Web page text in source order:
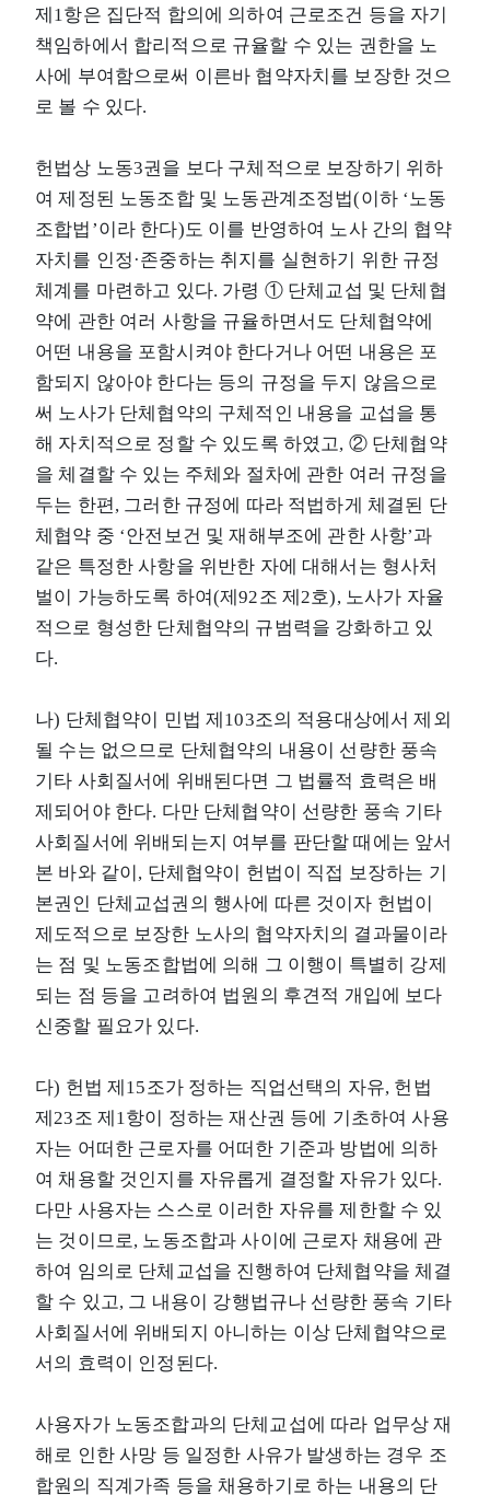
제1항은 집단적 합의에 의하여 근로조건 등을 자기
책임하에서 합리적으로 규율할 수 있는 권한을 노
사에 부여함으로써 이른바 협약자치를 보장한 것으
로 볼 수 있다.
헌법상 노동3권을 보다 구체적으로 보장하기 위하
여 제정된 노동조합 및 노동관계조정법(이하 ‘노동
조합법’이라 한다)도 이를 반영하여 노사 간의 협약
자치를 인정·존중하는 취지를 실현하기 위한 규정
체계를 마련하고 있다. 가령 ① 단체교섭 및 단체협
약에 관한 여러 사항을 규율하면서도 단체협약에
어떤 내용을 포함시켜야 한다거나 어떤 내용은 포
함되지 않아야 한다는 등의 규정을 두지 않음으로
써 노사가 단체협약의 구체적인 내용을 교섭을 통
해 자치적으로 정할 수 있도록 하였고, ② 단체협약
을 체결할 수 있는 주체와 절차에 관한 여러 규정을
두는 한편, 그러한 규정에 따라 적법하게 체결된 단
체협약 중 ‘안전보건 및 재해부조에 관한 사항’과
같은 특정한 사항을 위반한 자에 대해서는 형사처
벌이 가능하도록 하여(제92조 제2호), 노사가 자율
적으로 형성한 단체협약의 규범력을 강화하고 있
다.
나) 단체협약이 민법 제103조의 적용대상에서 제외
될 수는 없으므로 단체협약의 내용이 선량한 풍속
기타 사회질서에 위배된다면 그 법률적 효력은 배
제되어야 한다. 다만 단체협약이 선량한 풍속 기타
사회질서에 위배되는지 여부를 판단할 때에는 앞서
본 바와 같이, 단체협약이 헌법이 직접 보장하는 기
본권인 단체교섭권의 행사에 따른 것이자 헌법이
제도적으로 보장한 노사의 협약자치의 결과물이라
는 점 및 노동조합법에 의해 그 이행이 특별히 강제
되는 점 등을 고려하여 법원의 후견적 개입에 보다
신중할 필요가 있다.
다) 헌법 제15조가 정하는 직업선택의 자유, 헌법
제23조 제1항이 정하는 재산권 등에 기초하여 사용
자는 어떠한 근로자를 어떠한 기준과 방법에 의하
여 채용할 것인지를 자유롭게 결정할 자유가 있다.
다만 사용자는 스스로 이러한 자유를 제한할 수 있
는 것이므로, 노동조합과 사이에 근로자 채용에 관
하여 임의로 단체교섭을 진행하여 단체협약을 체결
할 수 있고, 그 내용이 강행법규나 선량한 풍속 기타
사회질서에 위배되지 아니하는 이상 단체협약으로
서의 효력이 인정된다.
사용자가 노동조합과의 단체교섭에 따라 업무상 재
해로 인한 사망 등 일정한 사유가 발생하는 경우 조
합원의 직계가족 등을 채용하기로 하는 내용의 단